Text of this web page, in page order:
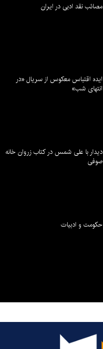
مصائب نقد ادبی در ایران
ایده اقتباس معکوس از سریال «در
انتهای شب»
دیدار با علی شمس در کتاب زروان خانه
صوفی
حکومت و ادبیات